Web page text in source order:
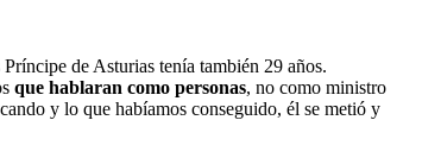
de Asturias tenía también 29 años.
que hablaran como personas, no como ministro
y lo que habíamos conseguido, él se metió y